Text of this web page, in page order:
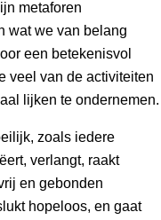
metaforen
wat we van belang
een betekenisvol
veel van de activiteiten
lijken te ondernemen.
zoals iedere
verlangt, raakt
en gebonden
hopeloos, en gaat